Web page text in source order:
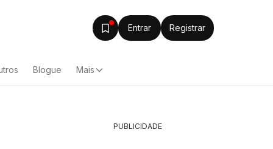
Entrar Registrar
Blogue Mais
PUBLICIDADE